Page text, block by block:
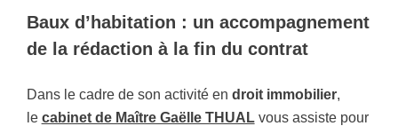
Baux d’habitation : un accompagnement
de la rédaction à la fin du contrat
Dans le cadre de son activité en droit immobilier,
le cabinet de Maître Gaëlle THUALvous assiste pour